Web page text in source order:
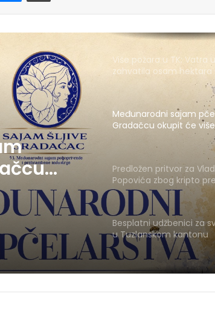
Više požara u TK: Vatra
zahvatila osam hektara
Međunarodni sajam
Gradačcu okupit će
izlagača iz pet zemalja
Predložen pritvor za
Popovića zbog kripto
Besplatni udžbenici za
u Tuzlanskom kantonu